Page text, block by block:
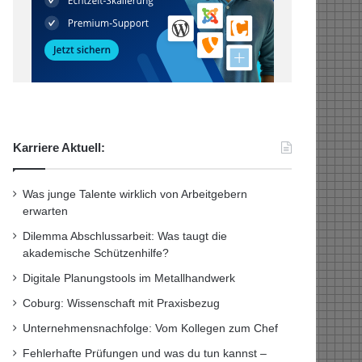
Karriere Aktuell:
Was junge Talente wirklich von Arbeitgebern
erwarten
Dilemma Abschlussarbeit: Was taugt die
akademische Schützenhilfe?
Digitale Planungstools im Metallhandwerk
Coburg: Wissenschaft mit Praxisbezug
Unternehmensnachfolge: Vom Kollegen zum Chef
Fehlerhafte Prüfungen und was du tun kannst –